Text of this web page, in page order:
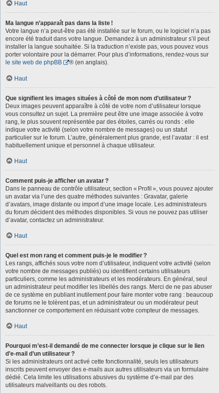
Haut
Ma langue n’apparaît pas dans la liste !
Votre langue n’a peut-être pas été installée sur le forum, ou le logiciel n’a pas
encore été traduit dans votre langue. Demandez à un administrateur s’il peut
installer la langue souhaitée. Si la traduction n’existe pas, vous pouvez vous
porter volontaire pour la démarrer. Pour plus d’informations, rendez-vous sur
le site web de phpBB
® (en anglais).
Haut
Que signifient les images situées à côté de mon nom d’utilisateur ?
Deux images peuvent apparaître à côté de votre nom d’utilisateur lorsque
vous consultez un sujet. La première peut être une image associée à votre
rang, le plus souvent représentée par des étoiles, carrés ou ronds : elle
indique votre activité (selon votre nombre de messages) ou un statut
particulier sur le forum. L’autre, généralement plus grande, est l’avatar : il est
habituellement unique et personnel à chaque utilisateur.
Haut
Comment puis-je afficher un avatar ?
Dans le panneau de contrôle utilisateur, section « Profil », vous pouvez ajouter
un avatar via l’une des quatre méthodes suivantes : Gravatar, galerie
d’avatars, image distante ou import d’une image locale. Les administrateurs
du forum décident des méthodes disponibles. Si vous ne pouvez pas utiliser
d’avatar, contactez un administrateur.
Haut
Quel est mon rang et comment puis-je le modifier ?
Les rangs, affichés sous votre nom d’utilisateur, indiquent votre activité (selon
votre nombre de messages publiés) ou identifient certains utilisateurs
particuliers, comme les administrateurs et les modérateurs. En général, seul
un administrateur peut modifier les libellés des rangs. Merci de ne pas abuser
de ce système en publiant inutilement pour faire monter votre rang : beaucoup
de forums ne le tolèrent pas, et un administrateur ou un modérateur peut
sanctionner ce comportement en réduisant votre compteur de messages.
Haut
Pourquoi m’est-il demandé de me connecter lorsque je clique sur le lien
d’e-mail d’un utilisateur ?
Si les administrateurs ont activé cette fonctionnalité, seuls les utilisateurs
inscrits peuvent envoyer des e-mails aux autres utilisateurs via un formulaire
dédié. Cela limite les utilisations abusives du système d’e-mail par des
utilisateurs malveillants ou des robots.